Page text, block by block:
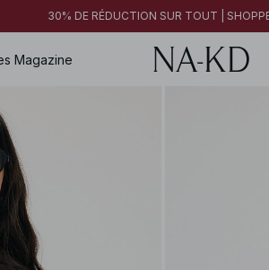
30% DE RÉDUCTION SUR TOUT |
Magazine